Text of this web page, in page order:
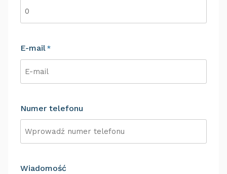
E-mail *
Numer telefonu
Wiadomość